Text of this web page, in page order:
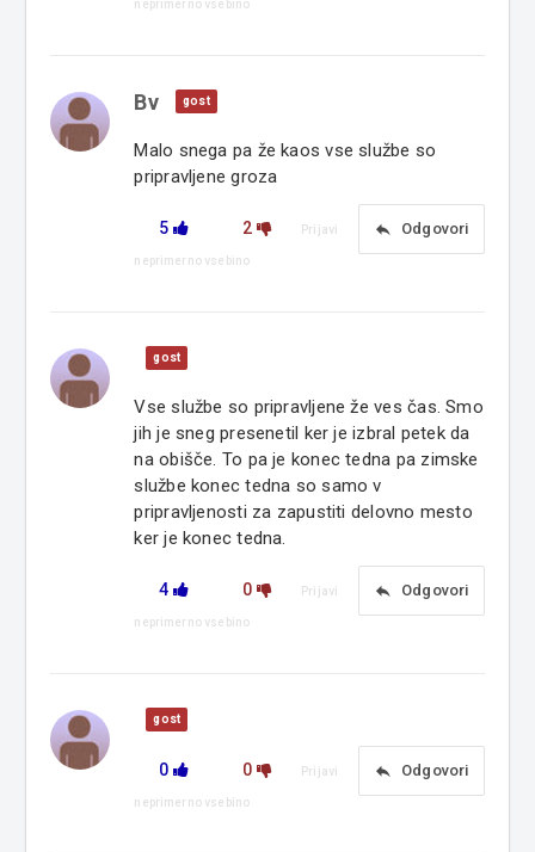
neprimerno vsebino
Bv gost
Malo snega pa že kaos vse službe so
pripravljene groza
5 2 reply Odgovori
Prijavi
neprimerno vsebino
gost
Vse službe so pripravljene že ves čas. Smo
jih je sneg presenetil ker je izbral petek da
na obišče. To pa je konec tedna pa zimske
službe konec tedna so samo v
pripravljenosti za zapustiti delovno mesto
ker je konec tedna.
4 0 reply Odgovori
Prijavi
neprimerno vsebino
gost
0 0 reply Odgovori
Prijavi
neprimerno vsebino